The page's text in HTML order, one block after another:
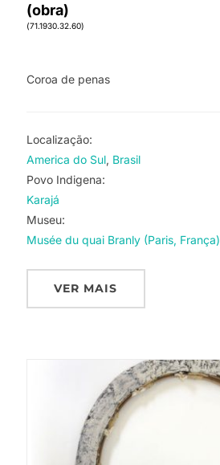
(obra)
(71.1930.32.60)
Coroa de penas
Localização:
America do Sul Brasil
Povo Indigena:
Karajá
Museu:
Musée du quai Branly (Paris, França)
VER MAIS